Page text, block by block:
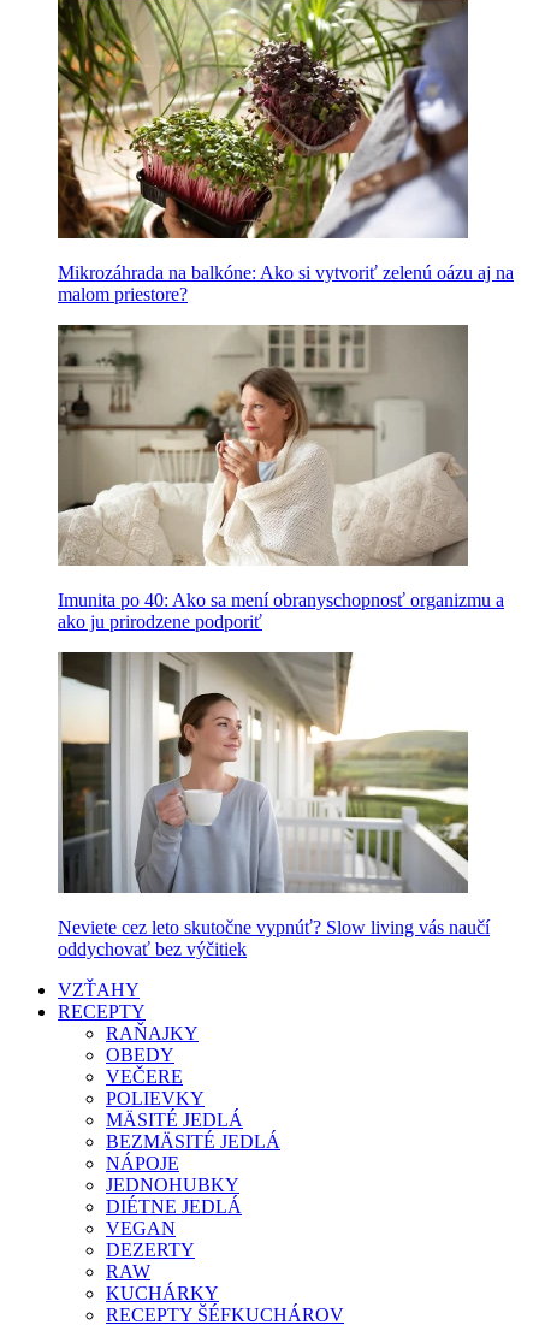
Mikrozáhrada na balkóne: Ako si vytvoriť zelenú oázu aj na
malom priestore?
Imunita po 40: Ako sa mení obranyschopnosť organizmu a
ako ju prirodzene podporiť
Neviete cez leto skutočne vypnúť? Slow living vás naučí
oddychovať bez výčitiek
VZŤAHY
RECEPTY
RAŇAJKY
OBEDY
VEČERE
POLIEVKY
MÄSITÉ JEDLÁ
BEZMÄSITÉ JEDLÁ
NÁPOJE
JEDNOHUBKY
DIÉTNE JEDLÁ
VEGAN
DEZERTY
RAW
KUCHÁRKY
RECEPTY ŠÉFKUCHÁROV